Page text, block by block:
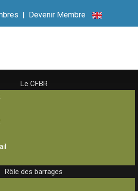
| Devenir Membre
Le CFBR
Rôle des barrages